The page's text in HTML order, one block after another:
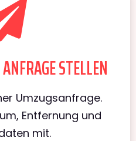
STELLEN
Umzugsanfrage.
Entfernung und
mit.